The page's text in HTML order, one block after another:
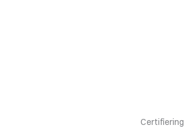
Certifiering